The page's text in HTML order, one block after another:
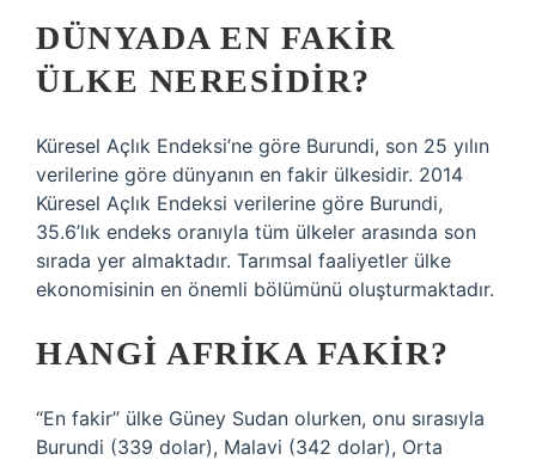
DÜNYADA EN FAKIR
ÜLKE NERESIDIR?
Küresel Açlık Endeksi’ne göre Burundi, son 25 yılın
verilerine göre dünyanın en fakir ülkesidir. 2014
Küresel Açlık Endeksi verilerine göre Burundi,
35.6’lık endeks oranıyla tüm ülkeler arasında son
sırada yer almaktadır. Tarımsal faaliyetler ülke
ekonomisinin en önemli bölümünü oluşturmaktadır.
HANGI AFRIKA FAKIR?
“En fakir” ülke Güney Sudan olurken, onu sırasıyla
Burundi (339 dolar), Malavi (342 dolar), Orta